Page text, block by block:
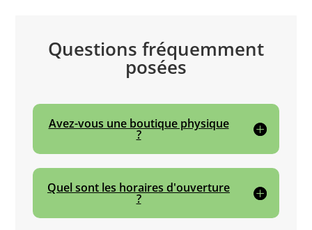
Questions fréquemment
posées
Avez-vous une boutique physique
?
Quel sont les horaires d'ouverture
?